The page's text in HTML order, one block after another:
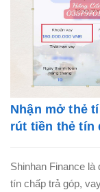
Nhận mở thẻ
rút tiền thẻ tín
Shinhan Finance
tín chấp trả góp,